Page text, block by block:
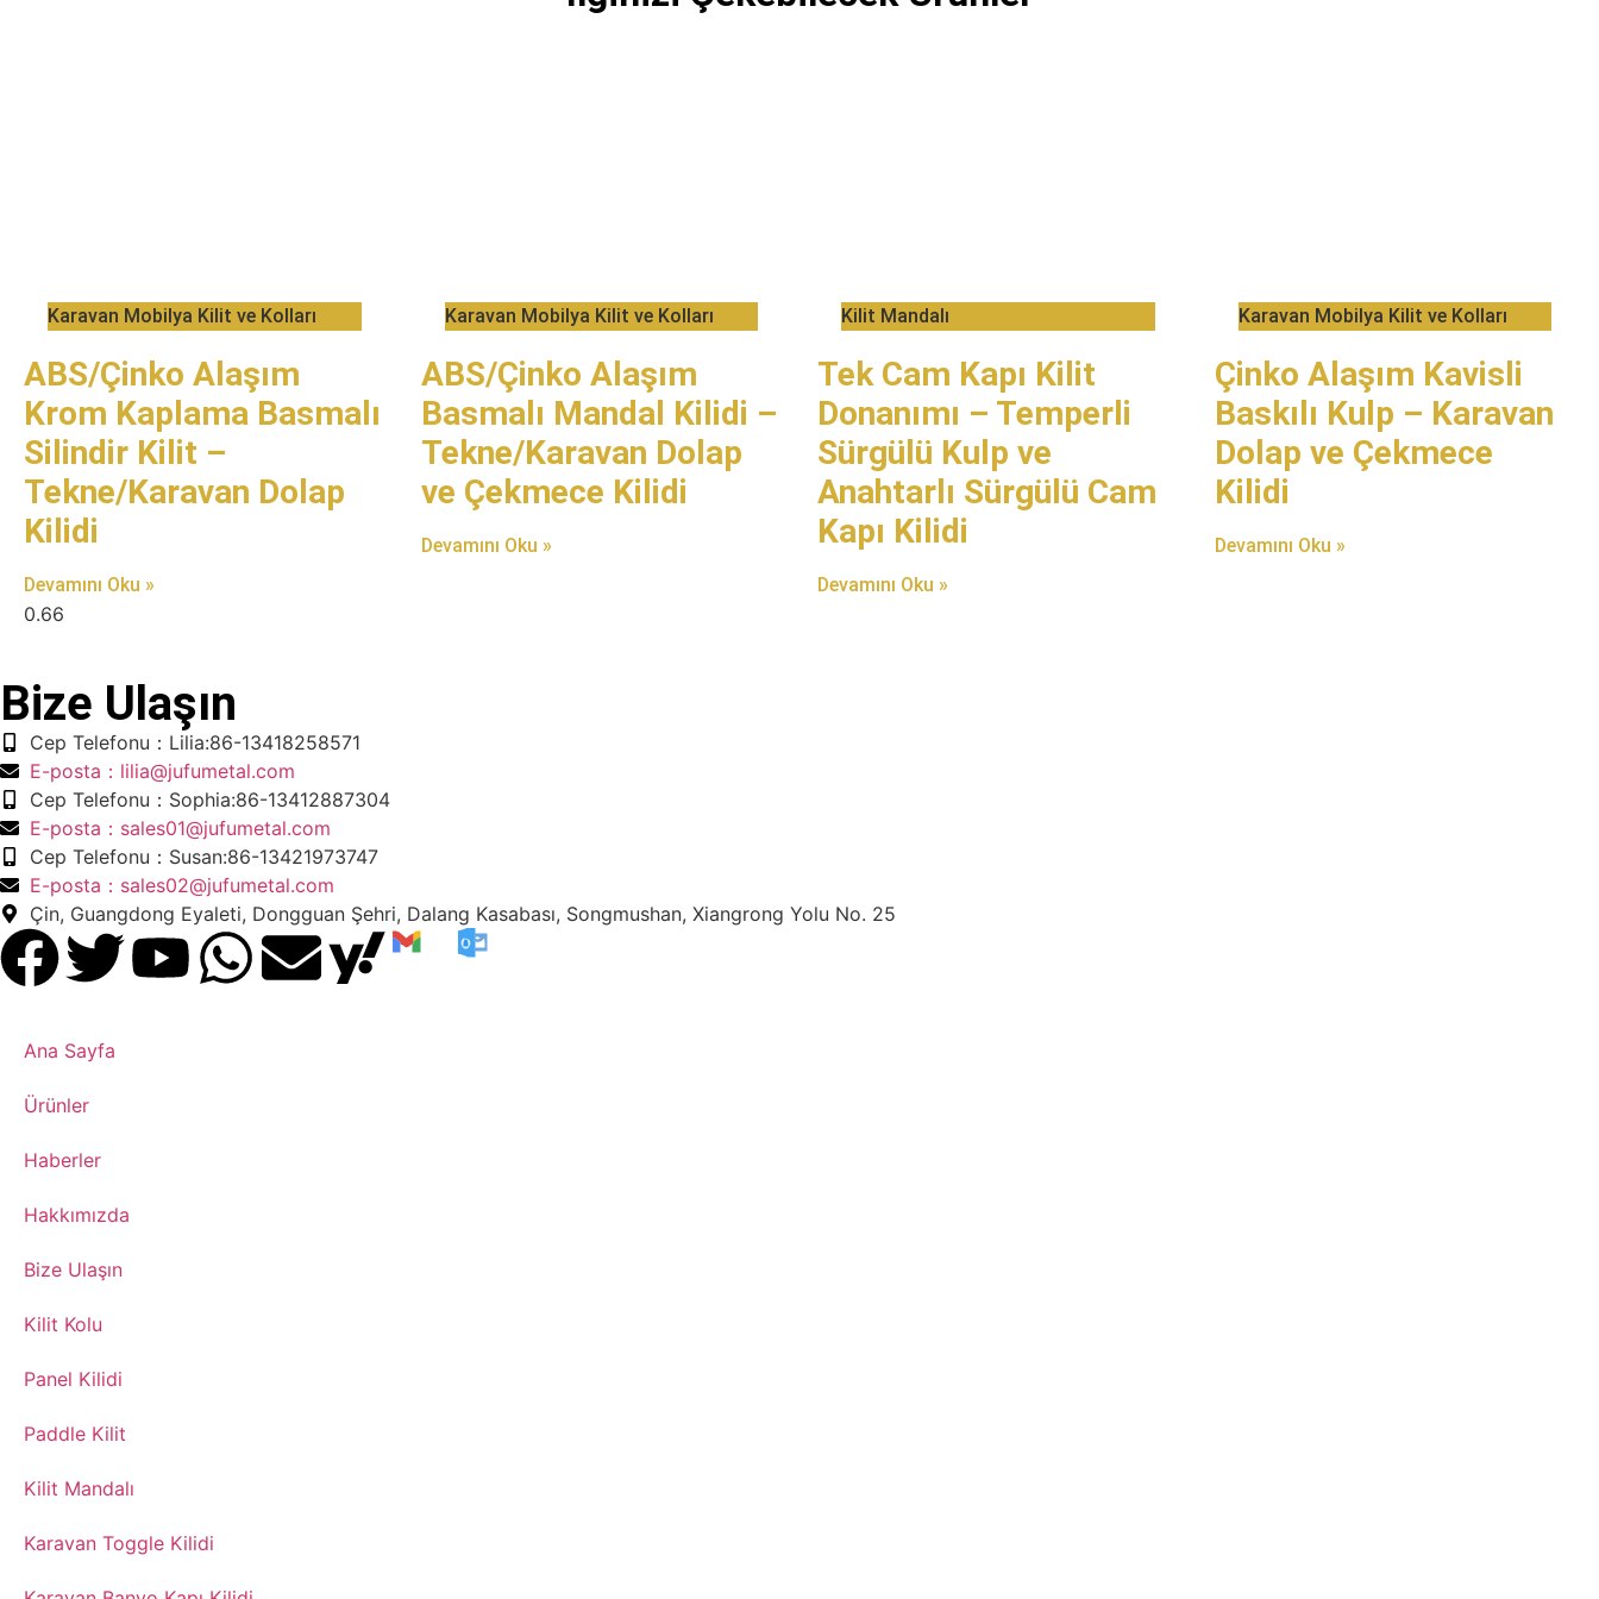
​Karavan Mobilya Kilit ve Kolları
ABS/Çinko Alaşım
Krom Kaplama Basmalı
Silindir Kilit –
Tekne/Karavan Dolap
Kilidi
Devamını Oku »
​Karavan Mobilya Kilit ve Kolları
ABS/Çinko Alaşım
Basmalı Mandal Kilidi –
Tekne/Karavan Dolap
ve Çekmece Kilidi
Devamını Oku »
Kilit Mandalı​
Tek Cam Kapı Kilit
Donanımı – Temperli
Sürgülü Kulp ve
Anahtarlı Sürgülü Cam
Kapı Kilidi​
Devamını Oku »
​Karavan Mobilya Kilit ve Kolları
Çinko Alaşım Kavisli
Baskılı Kulp – Karavan
Dolap ve Çekmece
Kilidi
Devamını Oku »
Bize Ulaşın
​Cep Telefonu：Lilia:86-13418258571
​E-posta​：lilia@jufumetal.com
​Cep Telefonu：Sophia:86-13412887304
​E-posta​：sales01@jufumetal.com
​Cep Telefonu：Susan:86-13421973747
​E-posta​：sales02@jufumetal.com
Çin, Guangdong Eyaleti, Dongguan Şehri, Dalang Kasabası, Songmushan, Xiangrong Yolu No. 25
Ana Sayfa
​Ürünler
​Haberler
​Hakkımızda
Bize Ulaşın
​Kilit Kolu
​Panel Kilidi
​Paddle Kilit
Kilit Mandalı​
Karavan Toggle Kilidi​